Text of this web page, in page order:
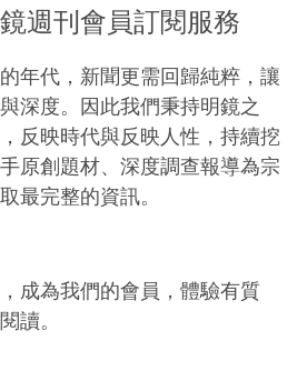
週刊會員訂閱服務
年代，新聞更需回歸純粹，讓
深度。因此我們秉持明鏡之
反映時代與反映人性，持續挖
原創題材、深度調查報導為宗
最完整的資訊。
成為我們的會員，體驗有質
讀。